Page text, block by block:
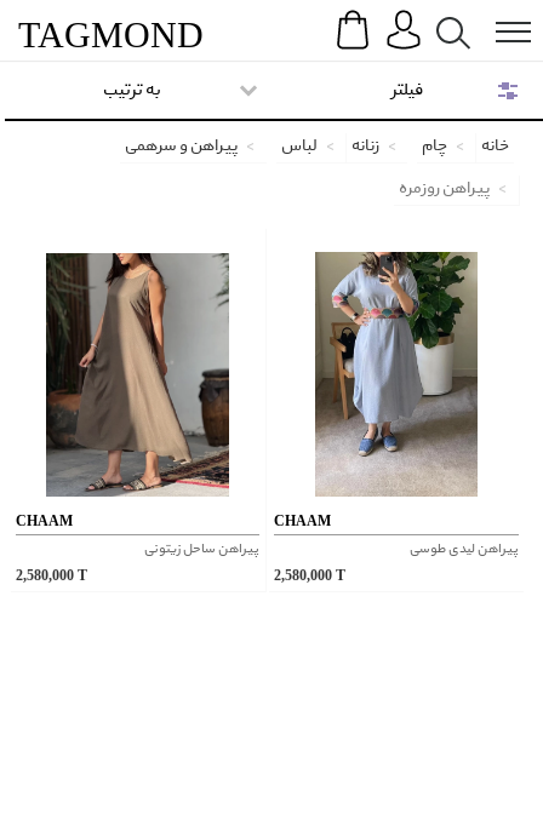
Search
TAGMOND
به ترتیب
خانه چام زنانه لباس
پیراهن و سرهمی
پیراهن روزمره
CHAAM
پیراهن ساحل زیتونی
2,580,000T
CHAAM
پیراهن لیدی طوسی
2,580,000 T
فیلتر